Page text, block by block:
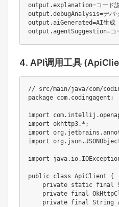
output.explanation=コード
output.debugAnalysis=デバ
output.aiGenerated=AI生成
4. API调用工具
// src/main/java/com/
package com. codingagent ;
import com. intellij .
import okhttp3. * ;
import org . jetbrains .
import org . json.
import java. io.
public class ApiClient
{
private static final
private final
private final String